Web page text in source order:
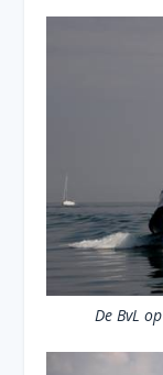
De BvL